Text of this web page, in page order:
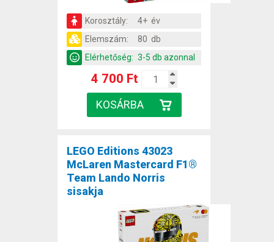
Korosztály:
4+ év
Elemszám:
80 db
Elérhetőség: 3-5 db azonnal
4 700 Ft
LEGO Editions 43023
McLaren Mastercard F1®
Team Lando Norris
sisakja